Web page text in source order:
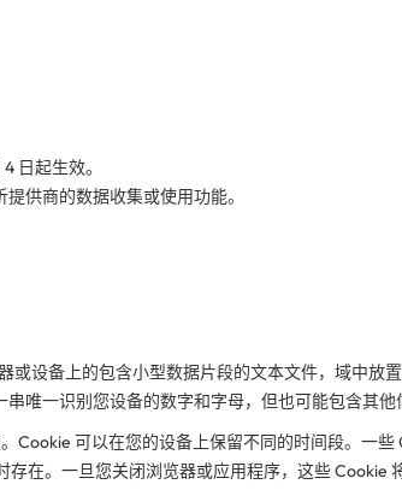
日起生效。
供商的数据收集或使用功能。
或设备上的包含小型数据片段的文本文件，域中放
串唯一识别您设备的数字和字母，但也可能包含其他
Cookie 可以在您的设备上保留不同的时间段。一些
在。一旦您关闭浏览器或应用程序，这些 Cookie